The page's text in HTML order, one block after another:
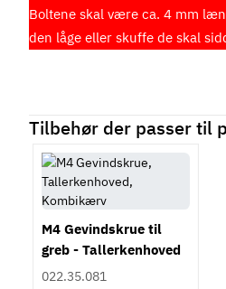
Boltene skal være ca. 4 mm
den låge eller skuffe de skal
Tilbehør der passer til
M4 Gevindskrue til
greb - Tallerkenhoved
- Krydskærv
022.35.081